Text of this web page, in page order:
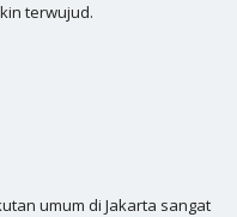
terwujud.
umum di Jakarta sangat